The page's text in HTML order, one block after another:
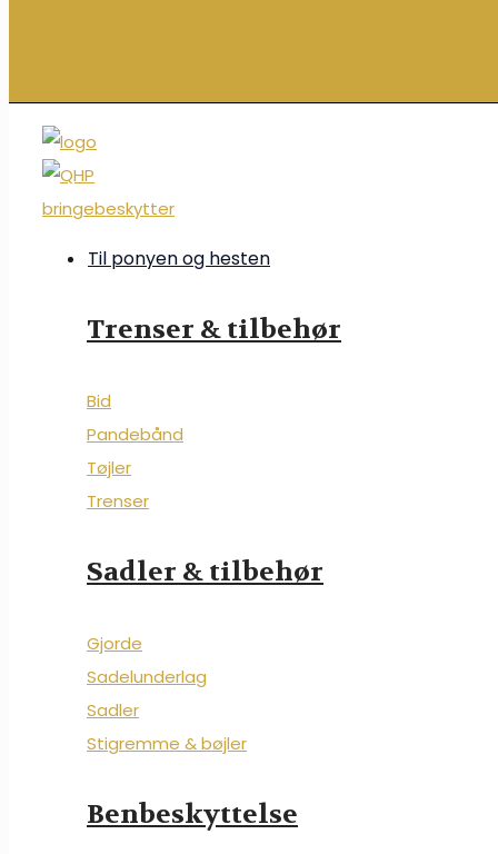
Til ponyen og hesten
Trenser & tilbehør
Bid
Pandebånd
Tøjler
Trenser
Sadler & tilbehør
Gjorde
Sadelunderlag
Sadler
Stigremme & bøjler
Benbeskyttelse